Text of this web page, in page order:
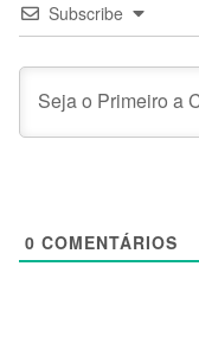
Subscribe
0 COMENTÁRIOS